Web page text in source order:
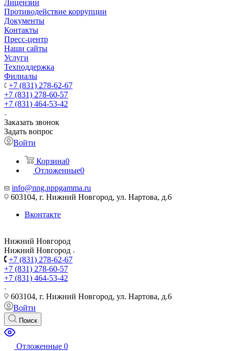
Лицензии
Противодействие коррупции
Документы
Контакты
Пресс-центр
Наши сайты
Услуги
Техподдержка
Филиалы
+7 (831) 278-62-67
+7 (831) 278-60-57
+7 (831) 464-53-42
Заказать звонок
Задать вопрос
Войти
Корзина0
Отложенные0
info@nng.nppgamma.ru
603104, г. Нижний Новгород, ул. Нартова, д.6
Вконтакте
Нижний Новгород
Нижний Новгород
+7 (831) 278-62-67
+7 (831) 278-60-57
+7 (831) 464-53-42
603104, г. Нижний Новгород, ул. Нартова, д.6
Войти
Поиск
Отложенные 0